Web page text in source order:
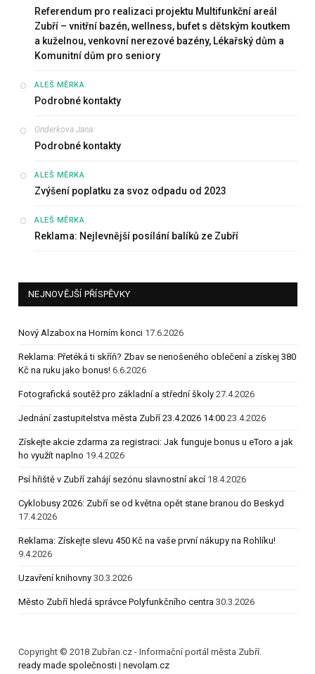
Referendum pro realizaci projektu Multifunkční areál
Zubří – vnitřní bazén, wellness, bufet s dětským koutkem
a kuželnou, venkovní nerezové bazény, Lékařský dům a
Komunitní dům pro seniory
ALEŠ MĚRKA:
Podrobné kontakty
Onderkova Jana:
Podrobné kontakty
ALEŠ MĚRKA:
Zvýšení poplatku za svoz odpadu od 2023
ALEŠ MĚRKA:
Reklama: Nejlevnější posílání balíků ze Zubří
NEJNOVĚJŠÍ PŘÍSPĚVKY
Nový Alzabox na Horním konci 17.6.2026
Reklama: Přetéká ti skříň? Zbav se nenošeného oblečení a získej 380
Kč na ruku jako bonus! 6.6.2026
Fotografická soutěž pro základní a střední školy 27.4.2026
Jednání zastupitelstva města Zubří 23.4.2026 14:00 23.4.2026
Získejte akcie zdarma za registraci: Jak funguje bonus u eToro a jak
ho využít naplno 19.4.2026
Psí hřiště v Zubří zahájí sezónu slavnostní akcí 18.4.2026
Cyklobusy 2026: Zubří se od května opět stane branou do Beskyd
17.4.2026
Reklama: Získejte slevu 450 Kč na vaše první nákupy na Rohlíku!
9.4.2026
Uzavření knihovny 30.3.2026
Město Zubří hledá správce Polyfunkčního centra 30.3.2026
Copyright © 2018 Zubřan.cz - Informační portál města Zubří.
ready made společnosti | nevolam.cz